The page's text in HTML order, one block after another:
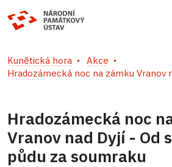
Kunětická hora
Akce
Hradozámecká noc na zámku Vranov
Hradozámecká noc
Vranov nad Dyjí - Od
půdu za soumraku